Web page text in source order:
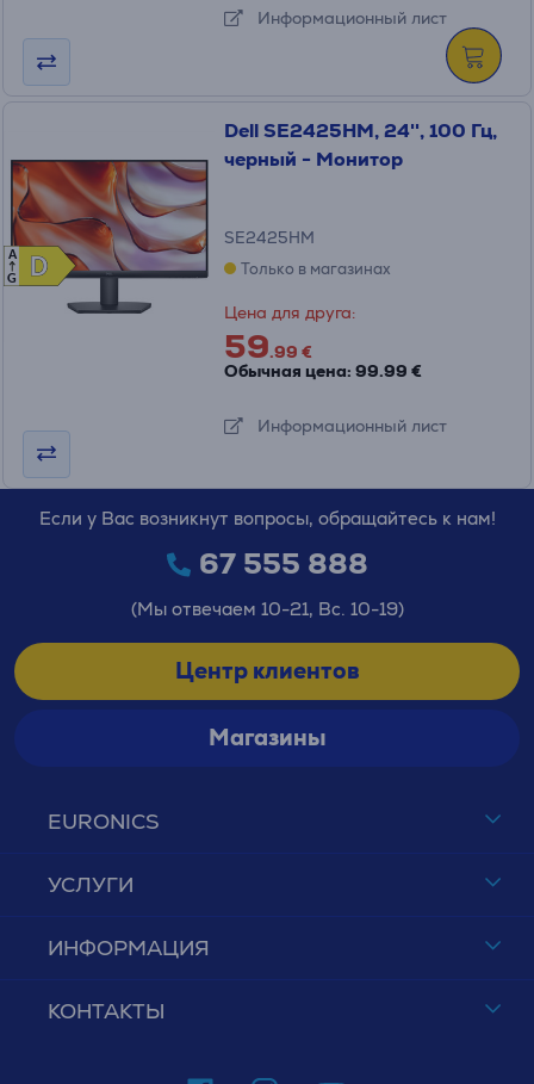
Информационный лист
D
D
A
G
Dell SE2425HM, 24'', 100 Гц,
черный - Монитор
SE2425HM
Только в магазинах
Цена для друга:
59.99 €
Обычная цена: 99.99 €
Информационный лист
EURONICS
УСЛУГИ
ИНФОРМАЦИЯ
КОНТАКТЫ
Если у Вас возникнут вопросы, обращайтесь к нам!
67 555 888
(Мы отвечаем 10-21, Вс. 10-19)
Центр клиентов
Магазины